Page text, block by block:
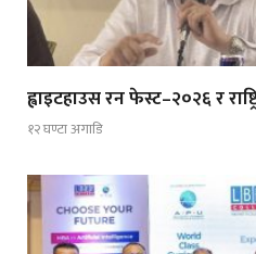
ह्वाइटहाउस रन फेस्ट–२०२६ र
१२ घण्टा अगाडि